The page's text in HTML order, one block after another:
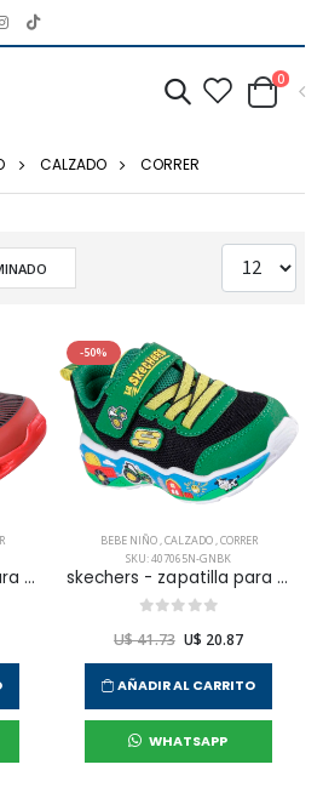
0
CALZADO CORRER
skechers - zapatilla para correr vortex 2.0.0 para niño infante
-50%
BEBE NIÑO,CALZADO,CORRER
SKU: 407065N-GNBK
skechers - zapatilla para correr play scene para niño infante
U$ 41.73 U$ 20.87
AÑADIR AL CARRITO
WHATSAPP